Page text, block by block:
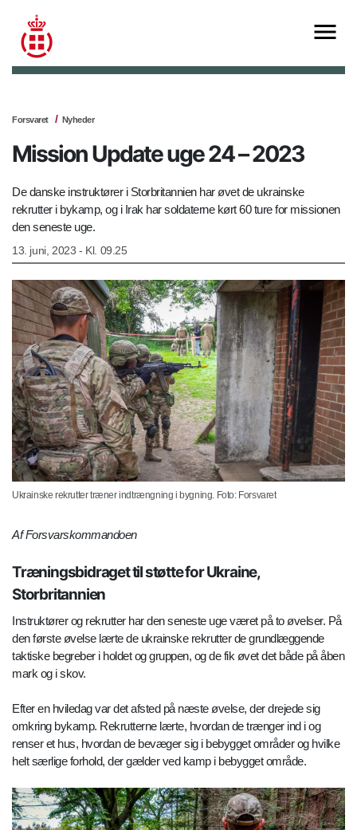
Forsvaret Nyheder
Mission Update uge 24 – 2023
De danske instruktører i Storbritannien har øvet de ukrainske
rekrutter i bykamp, og i Irak har soldaterne kørt 60 ture for missionen
den seneste uge.
13. juni, 2023 - Kl. 09.25
Ukrainske rekrutter træner indtrængning i bygning. Foto: Forsvaret
Af Forsvarskommandoen
Træningsbidraget til støtte for Ukraine,
Storbritannien
Instruktører og rekrutter har den seneste uge været på to øvelser. På
den første øvelse lærte de ukrainske rekrutter de grundlæggende
taktiske begreber i holdet og gruppen, og de fik øvet det både på åben
mark og i skov.
Efter en hviledag var det afsted på næste øvelse, der drejede sig
omkring bykamp. Rekrutterne lærte, hvordan de trænger ind i og
renser et hus, hvordan de bevæger sig i bebygget områder og hvilke
helt særlige forhold, der gælder ved kamp i bebygget område.